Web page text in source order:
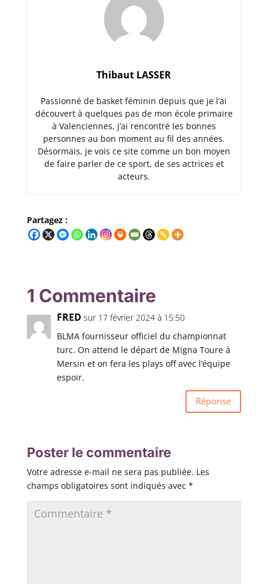
Thibaut LASSER
Passionné de basket féminin depuis que je l’ai
découvert à quelques pas de mon école primaire
à Valenciennes, j’ai rencontré les bonnes
personnes au bon moment au fil des années.
Désormais, je vois ce site comme un bon moyen
de faire parler de ce sport, de ses actrices et
acteurs.
Partagez :
1 Commentaire
FRED sur 17 février 2024 à 15:50
BLMA fournisseur officiel du championnat
turc. On attend le départ de Migna Toure à
Mersin et on fera les plays off avec l’équipe
espoir.
Réponse
Poster le commentaire
Votre adresse e-mail ne sera pas publiée. Les
champs obligatoires sont indiqués avec *